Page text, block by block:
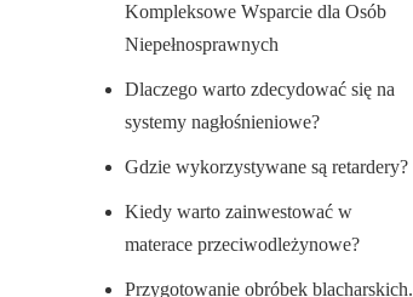
Kompleksowe Wsparcie dla Osób
Niepełnosprawnych
Dlaczego warto zdecydować się na
systemy nagłośnieniowe?
Gdzie wykorzystywane są retardery?
Kiedy warto zainwestować w
materace przeciwodleżynowe?
Przygotowanie obróbek blacharskich.